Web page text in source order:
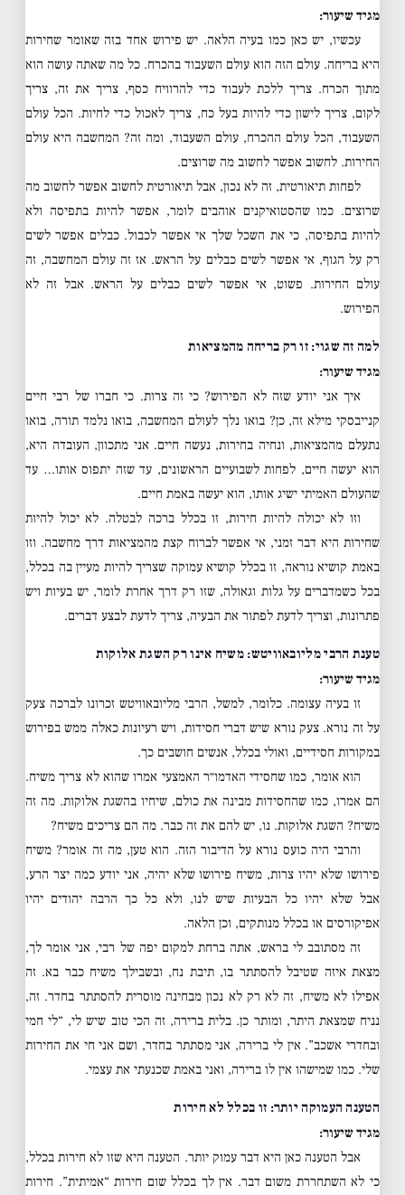
מגיד שיעור:
עכשיו, יש כאן כמו בעיה הלאה. יש פירוש אחד בזה שאומר שחירות
היא בריחה. עולם הזה הוא עולם השעבוד בהכרח. כל מה שאתה עושה הוא
מתוך הכרח. צריך ללכת לעבוד כדי להרוויח כסף, צריך את זה, צריך
לקום, צריך לישון כדי להיות בעל כח, צריך לאכול כדי לחיות. הכל עולם
השעבוד, הכל עולם ההכרח, עולם השעבוד, ומה זה? המחשבה היא עולם
החירות. לחשוב אפשר לחשוב מה שרוצים.
לפחות תיאורטית, זה לא נכון, אבל תיאורטית לחשוב אפשר לחשוב מה
שרוצים. כמו שהסטואיקנים אוהבים לומר, אפשר להיות בתפיסה ולא
להיות בתפיסה, כי את השכל שלך אי אפשר לכבול. כבלים אפשר לשים
רק על הגוף, אי אפשר לשים כבלים על הראש. אז זה עולם המחשבה, זה
עולם החירות. פשוט, אי אפשר לשים כבלים על הראש. אבל זה לא
הפירוש.
למה זה שגוי: זו רק בריחה מהמציאות
מגיד שיעור:
איך אני יודע שזה לא הפירוש? כי זה צרות. כי חברו של רבי חיים
קנייבסקי מילא זה, כן? בואו נלך לעולם המחשבה, בואו נלמד תורה, בואו
נתעלם מהמציאות, ונחיה בחירות, נעשה חיים. אני מתכוון, העובדה היא,
הוא יעשה חיים, לפחות לשבועיים הראשונים, עד שזה יתפוס אותו… עד
שהעולם האמיתי ישיג אותו, הוא יעשה באמת חיים.
וזו לא יכולה להיות חירות, זו בכלל ברכה לבטלה. לא יכול להיות
שחירות היא דבר זמני, אי אפשר לברוח קצת מהמציאות דרך מחשבה. וזו
באמת קושיא נוראה, זו בכלל קושיא עמוקה שצריך להיות מעיין בה בכלל,
בכל כשמדברים על גלות וגאולה, שזו רק דרך אחרת לומר, יש בעיות ויש
פתרונות, וצריך לדעת לפתור את הבעיה, צריך לדעת לבצע דברים.
טענת הרבי מליובאוויטש: משיח אינו רק השגת אלוקות
מגיד שיעור:
זו בעיה עצומה. כלומר, למשל, הרבי מליובאוויטש זכרונו לברכה צעק
על זה נורא. צעק נורא שיש דברי חסידות, ויש רעיונות כאלה ממש בפירוש
במקורות חסידיים, ואולי בכלל, אנשים חושבים כך.
הוא אומר, כמו שחסידי האדמו״ר האמצעי אמרו שהוא לא צריך משיח.
הם אמרו, כמו שהחסידות מבינה את כולם, שיחיו בהשגת אלוקות. מה זה
משיח? השגת אלוקות. נו, יש להם את זה כבר. מה הם צריכים משיח?
והרבי היה כועס נורא על הדיבור הזה. הוא טען, מה זה אומר? משיח
פירושו שלא יהיו צרות, משיח פירושו שלא יהיה, אני יודע כמה יצר הרע,
אבל שלא יהיו כל הבעיות שיש לנו, ולא כל כך הרבה יהודים יהיו
אפיקורסים או בכלל מנותקים, וכן הלאה.
זה מסתובב לי בראש, אתה ברחת למקום יפה של רבי, אני אומר לך,
מצאת איזה שטיבל להסתתר בו, תיבת נח, ובשבילך משיח כבר בא. זה
אפילו לא משיח, זה לא רק לא נכון מבחינה מוסרית להסתתר בחדר. זה,
נניח שמצאת היתר, ומותר כן. בלית ברירה, זה הכי טוב שיש לי, “לי חמי
ובחדרי אשכב”. אין לי ברירה, אני מסתתר בחדר, ושם אני חי את החירות
שלי. כמו שמישהו אין לו ברירה, ואני באמת שכנעתי את עצמי.
הטענה העמוקה יותר: זו בכלל לא חירות
מגיד שיעור:
אבל הטענה כאן היא דבר עמוק יותר. הטענה היא שזו לא חירות בכלל,
כי לא השתחררת משום דבר. אין לך בכלל שום חירות “אמיתית”. חירות